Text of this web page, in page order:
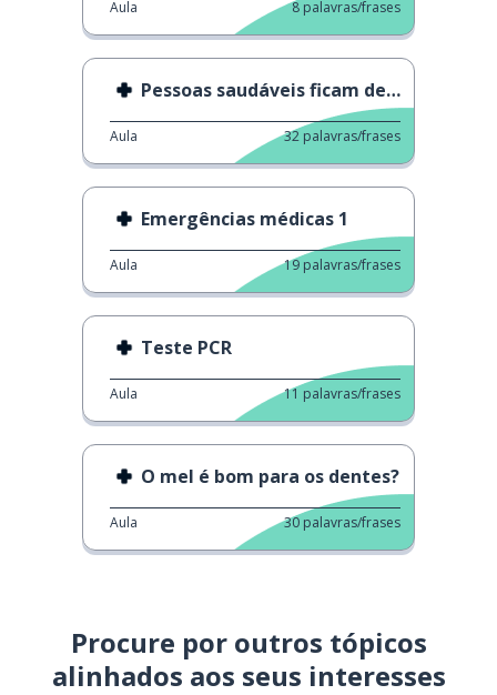
Aula 8 palavras/frases
Pessoas saudáveis ficam deprimidas
Aula 32 palavras/frases
Emergências médicas 1
Aula 19 palavras/frases
Teste PCR
Aula 11 palavras/frases
O mel é bom para os dentes?
Aula 30 palavras/frases
Procure por outros tópicos
alinhados aos seus interesses